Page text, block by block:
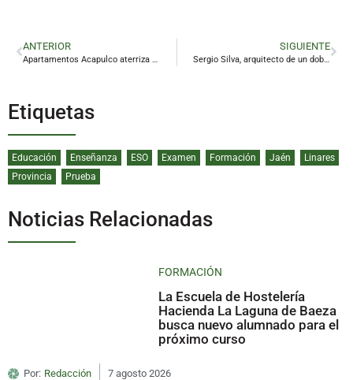
ANTERIOR
Apartamentos Acapulco aterriza en Linares con su cara más íntima
SIGUIENTE
Sergio Silva, arquitecto de un doblete para la historia
Etiquetas
Educación Enseñanza ESO Examen Formación Jaén
Linares
Provincia
Prueba
Noticias Relacionadas
FORMACIÓN
La Escuela de Hostelería
Hacienda La Laguna de Baeza
busca nuevo alumnado para el
próximo curso
Por: Redacción 7 agosto 2026